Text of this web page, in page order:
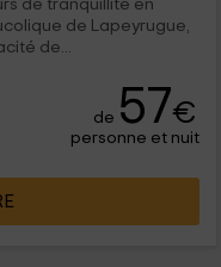
de tranquillité en
de Lapeyrugue,
de...
de 57€
personne et nuit